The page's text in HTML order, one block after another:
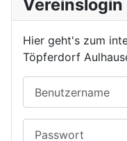
Vereinslogin
Hier geht's zum
Töpferdorf